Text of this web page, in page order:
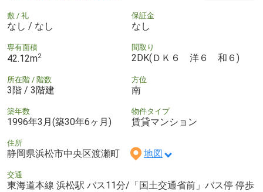
敷 / 礼
なし / なし
保証金
なし
専有面積
42.12m2
間取り
2DK(ＤＫ６ 洋６ 和６)
所在階 / 階数
3階 / 3階建
方位
南
築年数
1996年3月(築30年6ヶ月)
物件タイプ
賃貸マンション
住所
静岡県浜松市中央区渡瀬町 地図
交通
東海道本線 浜松駅 バス11分/「国土交通省前」バス停 停歩